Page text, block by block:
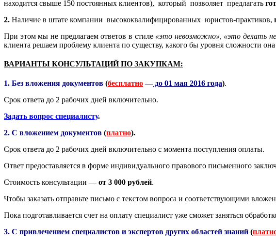
находится свыше 150 постоянных клиентов), который позволяет предлагать
2. Наличие в штате компании высококвалифицированных юристов-практиков,
При этом мы не предлагаем ответов в стиле «это невозможно», «это делать
клиента решаем проблему клиента по существу, какого бы уровня сложности
ВАРИАНТЫ КОНСУЛЬТАЦИЙ ПО ЗАКУПКАМ:
1. Без вложения документов (бесплатно—до 01 мая 2016 года).
Срок ответа до 2 рабочих дней включительно.
Задать вопрос специалисту.
2. С вложением документов (платно).
Срок ответа до 2 рабочих дней включительно с момента поступления оплаты.
Ответ предоставляется в форме индивидуального правового письменного
Стоимость консультации — от 3 000 рублей.
Чтобы заказать отправьте письмо с текстом вопроса и соответствующими
Пока подготавливается счет на оплату специалист уже сможет заняться
3. С привлечением специалистов и экспертов других областей знаний (